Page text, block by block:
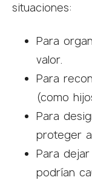
situaciones:
Para
valor.
Para
(como
Para
proteger
Para
podrían